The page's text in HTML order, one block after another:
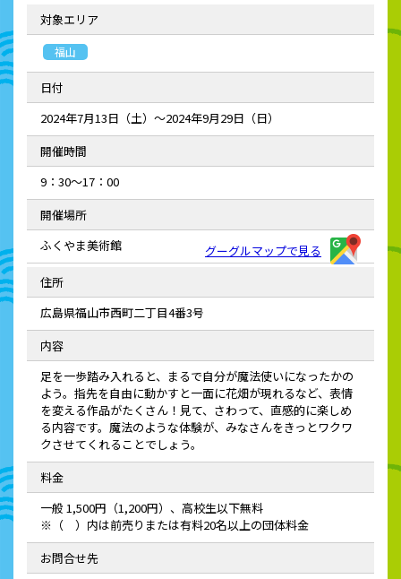
対象エリア
福山
日付
2024年7月13日（土）～2024年9月29日（日）
開催時間
9：30～17：00
開催場所
ふくやま美術館
グーグルマップで見る
住所
広島県福山市西町二丁目4番3号
内容
足を一歩踏み入れると、まるで自分が魔法使いになったかの
よう。指先を自由に動かすと一面に花畑が現れるなど、表情
を変える作品がたくさん！見て、さわって、直感的に楽しめ
る内容です。魔法のような体験が、みなさんをきっとワクワ
クさせてくれることでしょう。
料金
一般 1,500円（1,200円）、高校生以下無料
※（ ）内は前売りまたは有料20名以上の団体料金
お問合せ先